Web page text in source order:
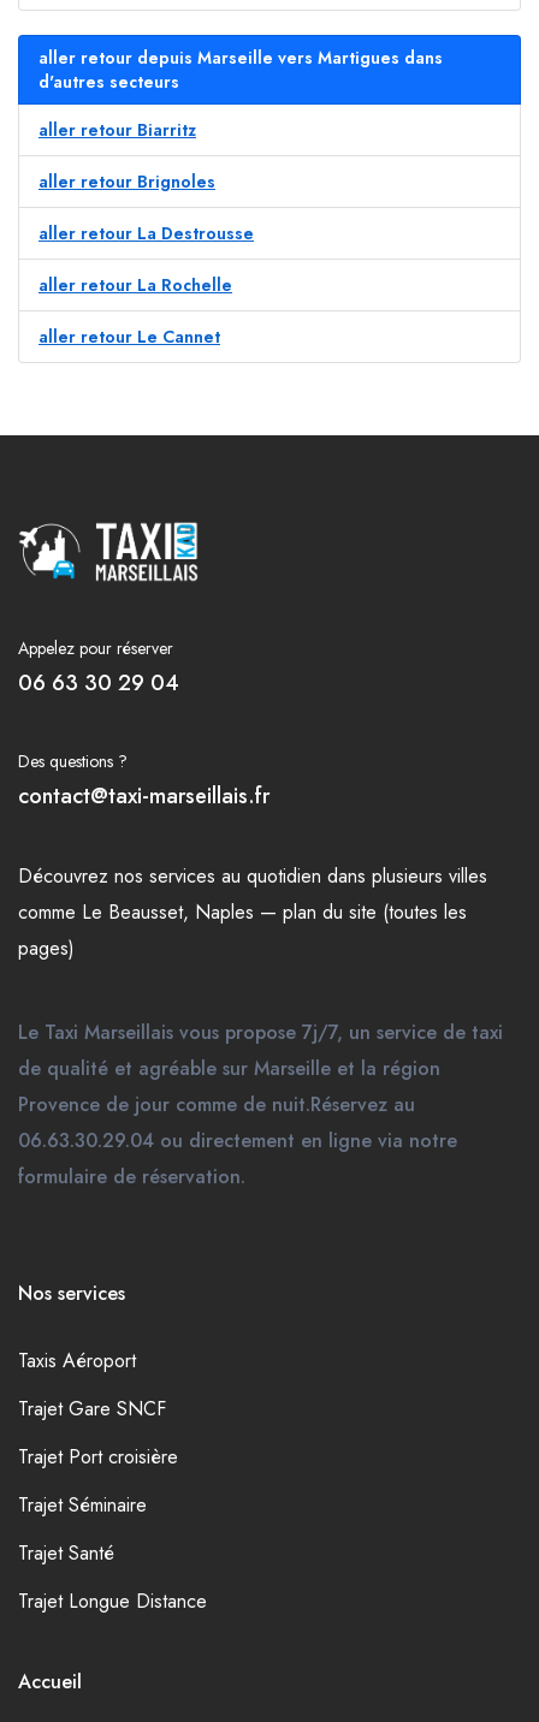
aller retour depuis Marseille vers Martigues dans
d'autres secteurs
aller retour Biarritz
aller retour Brignoles
aller retour La Destrousse
aller retour La Rochelle
aller retour Le Cannet
Appelez pour réserver
06 63 30 29 04
Des questions ?
contact@taxi-marseillais.fr
Découvrez nos services au quotidien dans plusieurs villes
comme Le Beausset, Naples — plan du site (toutes les
pages)
Le Taxi Marseillais vous propose 7j/7, un service de taxi
de qualité et agréable sur Marseille et la région
Provence de jour comme de nuit.Réservez au
06.63.30.29.04 ou directement en ligne via notre
formulaire de réservation.
Nos services
Taxis Aéroport
Trajet Gare SNCF
Trajet Port croisière
Trajet Séminaire
Trajet Santé
Trajet Longue Distance
Accueil